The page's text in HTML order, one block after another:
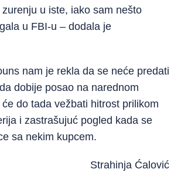
u iste, iako sam nešto
u FBI-u – dodala je
nam je rekla da se neće predati
dobije posao na narednom
do tada vežbati hitrost prilikom
i zastrašujuć pogled kada se
sa nekim kupcem.
Strahinja Ćalović